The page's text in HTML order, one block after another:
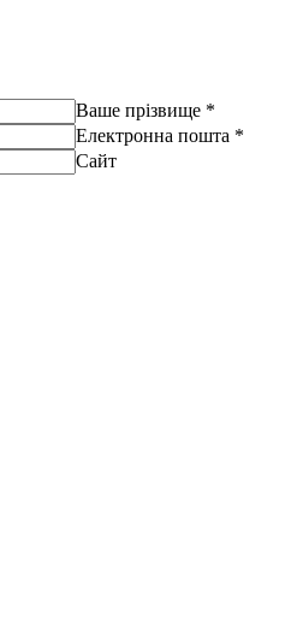
Ваше прізвище *
Електронна пошта *
Сайт